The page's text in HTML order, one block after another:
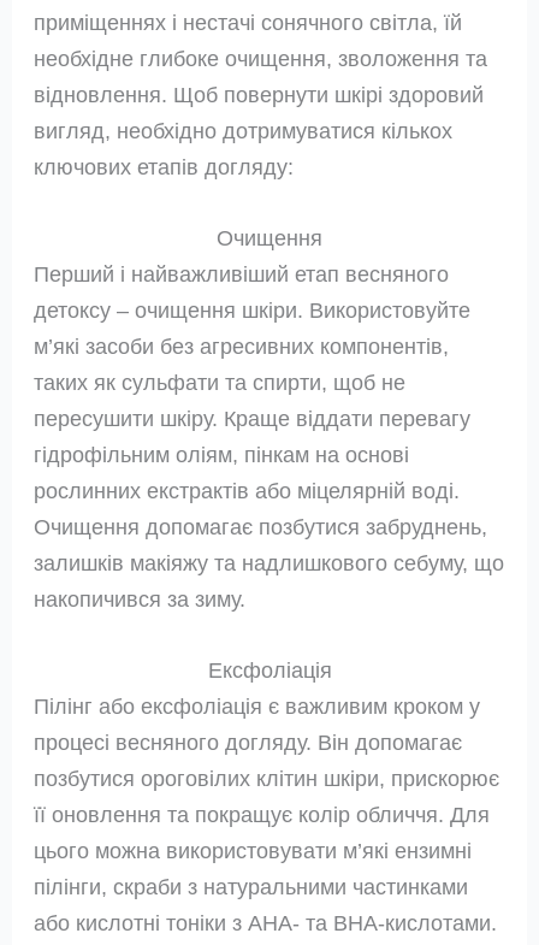
приміщеннях і нестачі сонячного світла, їй
необхідне глибоке очищення, зволоження та
відновлення. Щоб повернути шкірі здоровий
вигляд, необхідно дотримуватися кількох
ключових етапів догляду:
Очищення
Перший і найважливіший етап весняного
детоксу – очищення шкіри. Використовуйте
м’які засоби без агресивних компонентів,
таких як сульфати та спирти, щоб не
пересушити шкіру. Краще віддати перевагу
гідрофільним оліям, пінкам на основі
рослинних екстрактів або міцелярній воді.
Очищення допомагає позбутися забруднень,
залишків макіяжу та надлишкового себуму, що
накопичився за зиму.
Ексфоліація
Пілінг або ексфоліація є важливим кроком у
процесі весняного догляду. Він допомагає
позбутися ороговілих клітин шкіри, прискорює
її оновлення та покращує колір обличчя. Для
цього можна використовувати м’які ензимні
пілінги, скраби з натуральними частинками
або кислотні тоніки з AHA- та BHA-кислотами.